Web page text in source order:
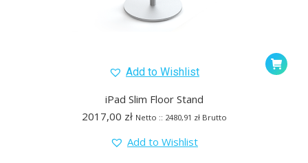
Add to Wishlist
iPad Slim Floor Stand
2017,00 zł Netto :: 2480,91 złBrutto
Add to Wishlist